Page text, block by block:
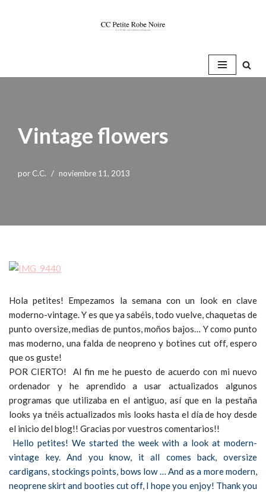
Vintage flowers
por C.C. noviembre 11, 2013
Hola petites! Empezamos la semana con un look en clave
moderno-vintage. Y es que ya sabéis, todo vuelve, chaquetas de
punto oversize, medias de puntos, moños bajos… Y como punto
mas moderno, una falda de neopreno y botines cut off, espero
que os guste!
POR CIERTO! Al fin me he puesto de acuerdo con mi nuevo
ordenador y he aprendido a usar actualizados algunos
programas que utilizaba en el antiguo, así que en la pestaña
looks ya tnéis actualizados mis looks hasta el día de hoy desde
el inicio del blog!! Gracias por vuestros comentarios!!
Hello petites! We started the week with a look at modern-
vintage key. And you know, it all comes back, oversize
cardigans, stockings points, bows low … And as a more modern,
neoprene skirt and booties cut off, I hope you enjoy! Thank you